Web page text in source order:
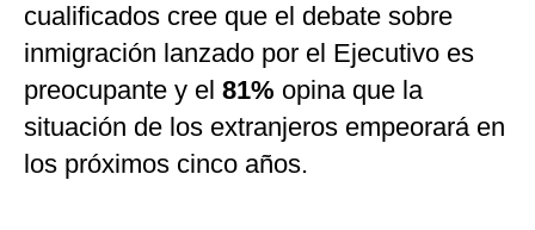
cualificados cree que el debate sobre
inmigración lanzado por el Ejecutivo es
preocupante y el 81% opina que la
situación de los extranjeros empeorará en
los próximos cinco años.